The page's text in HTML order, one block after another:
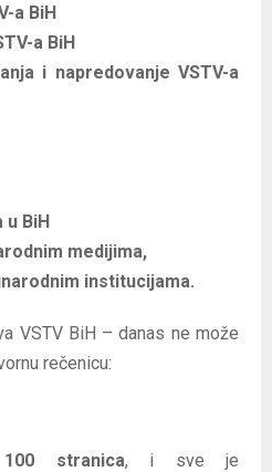
a BiH
a BiH
i napredovanje VSTV-a
u BiH
medijima,
institucijama.
VSTV BiH – danas ne može
rečenicu:
100 stranica, i sve je